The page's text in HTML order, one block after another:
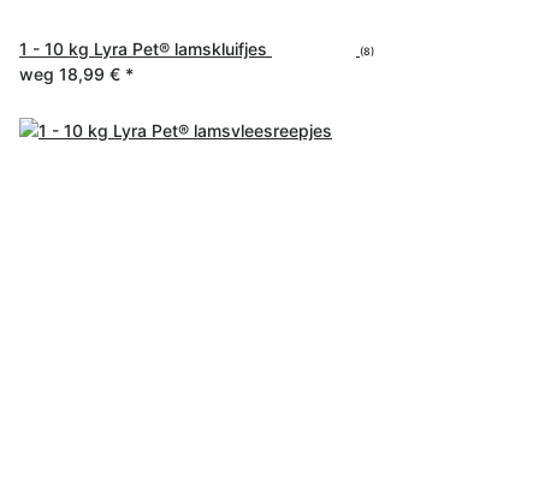
1 - 10 kg Lyra Pet® lamskluifjes (8)
weg 18,99 € *